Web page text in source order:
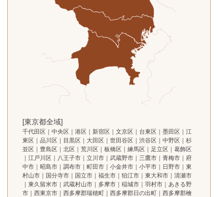
[東京都全域]
千代田区｜中央区｜港区｜新宿区｜文京区｜台東区｜墨田区｜江
東区｜品川区｜目黒区｜大田区｜世田谷区｜渋谷区｜中野区｜杉
並区｜豊島区｜北区｜荒川区｜板橋区｜練馬区｜足立区｜葛飾区
｜江戸川区｜八王子市｜立川市｜武蔵野市｜三鷹市｜青梅市｜府
中市｜昭島市｜調布市｜町田市｜小金井市｜小平市｜日野市｜東
村山市｜国分寺市｜国立市｜福生市｜狛江市｜東大和市｜清瀬市
｜東久留米市｜武蔵村山市｜多摩市｜稲城市｜羽村市｜あきる野
市｜西東京市｜西多摩郡瑞穂町｜西多摩郡日の出町｜西多摩郡檜